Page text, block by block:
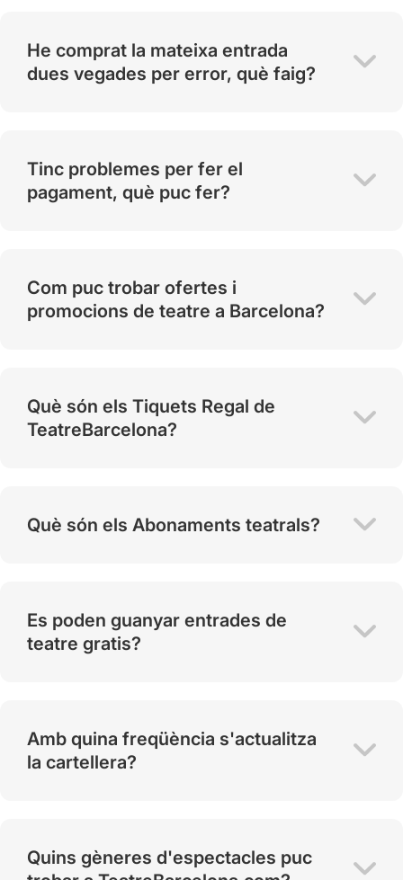
He comprat la mateixa entrada
dues vegades per error, què faig?
Tinc problemes per fer el
pagament, què puc fer?
Com puc trobar ofertes i
promocions de teatre a Barcelona?
Què són els Tiquets Regal de
TeatreBarcelona?
Què són els Abonaments teatrals?
Es poden guanyar entrades de
teatre gratis?
Amb quina freqüència s'actualitza
la cartellera?
Quins gèneres d'espectacles puc